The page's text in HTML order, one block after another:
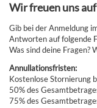
Wir freuen uns
Gib bei der Anmeldung
Antworten auf folgende
Was sind deine Fragen?
Annullationsfristen:
Kostenlose Stornierung
50% des
75% des